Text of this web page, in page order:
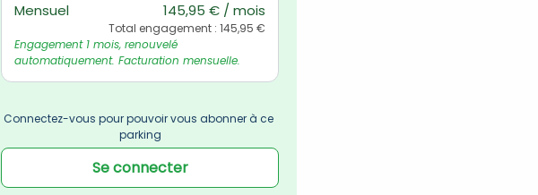
Mensuel 145,95 € / mois
Total engagement : 145,95 €
Engagement 1 mois, renouvelé
automatiquement. Facturation mensuelle.
Connectez-vous pour pouvoir vous abonner à ce
parking
Se connecter